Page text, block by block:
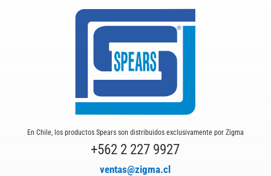
En Chile, los productos Spears son distribuidos exclusivamente por Zigma
+562 2 227 9927
ventas@zigma.cl